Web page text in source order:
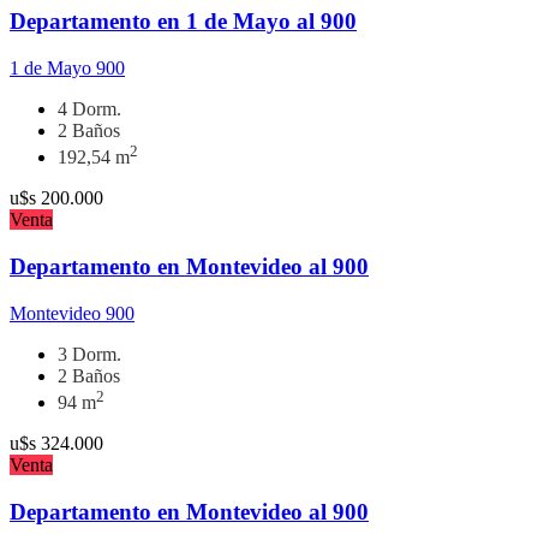
Departamento en 1 de Mayo al 900
1 de Mayo 900
4 Dorm.
2 Baños
192,54 m2
u$s 200.000
Venta
Departamento en Montevideo al 900
Montevideo 900
3 Dorm.
2 Baños
94 m2
u$s 324.000
Venta
Departamento en Montevideo al 900